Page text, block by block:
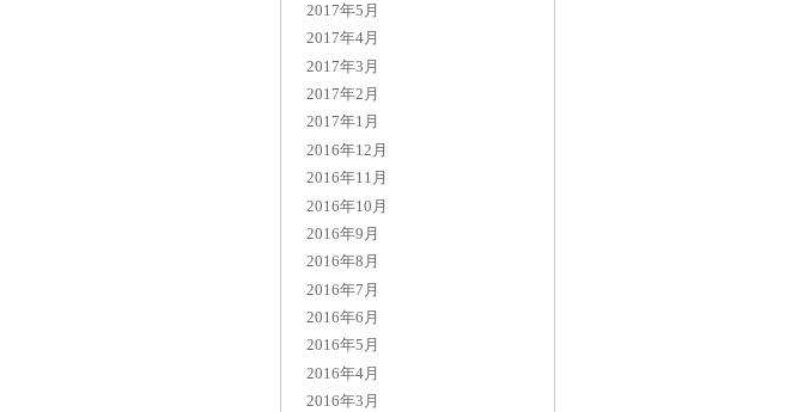
2017年5月
2017年4月
2017年3月
2017年2月
2017年1月
2016年12月
2016年11月
2016年10月
2016年9月
2016年8月
2016年7月
2016年6月
2016年5月
2016年4月
2016年3月